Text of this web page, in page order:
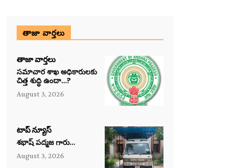
తాజా వార్తలు
తాజా వార్తలు
సమాచార శాఖ అధికారులకు
చిత్త శుద్ధి ఉందా…?
August 3, 2026
టాప్ న్యూస్
శభాష్ పద్మజ గారు…
August 3, 2026